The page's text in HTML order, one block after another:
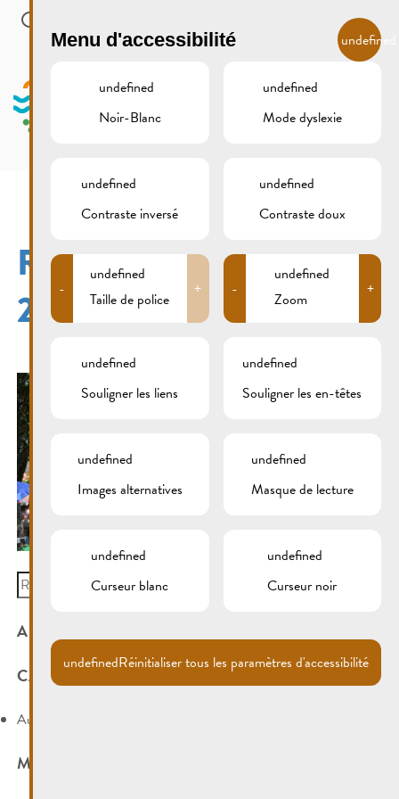
Skip to main content
MENU
REMICH 15. AUGUST
2016
Search
for:
ARCHIVES
CATÉGORIES
Aucune catégorie
MÉTA
Menu d'accessibilité undefined
undefined
Noir-Blanc
undefined
Mode dyslexie
undefined
Contraste inversé
undefined
Contraste doux
-
undefined
Taille de police
+ -
undefined
Zoom
+
undefined
Souligner les liens
undefined
Souligner les en-têtes
undefined
Images alternatives
undefined
Masque de lecture
undefined
Curseur blanc
undefined
Curseur noir
undefinedRéinitialiser tous les paramètres d'accessibilité